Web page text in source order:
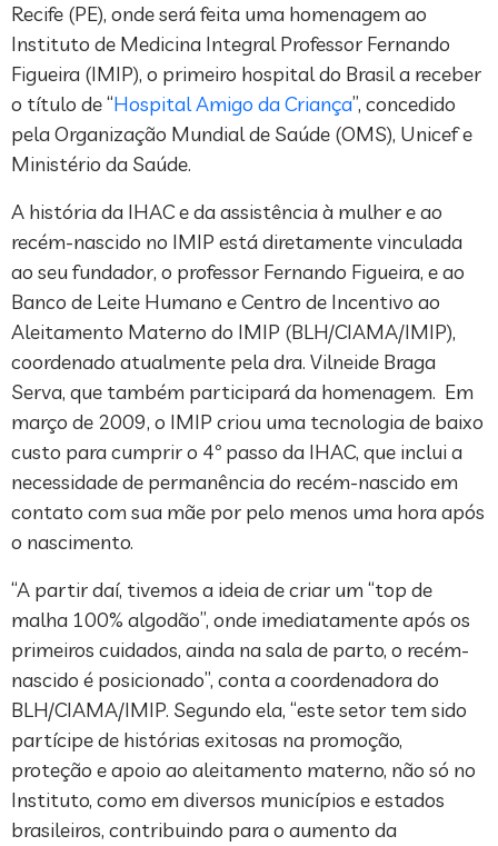
Recife (PE), onde será feita uma homenagem ao
Instituto de Medicina Integral Professor Fernando
Figueira (IMIP), o primeiro hospital do Brasil a receber
o título de “Hospital Amigo da Criança”, concedido
pela Organização Mundial de Saúde (OMS), Unicef e
Ministério da Saúde.
A história da IHAC e da assistência à mulher e ao
recém-nascido no IMIP está diretamente vinculada
ao seu fundador, o professor Fernando Figueira, e ao
Banco de Leite Humano e Centro de Incentivo ao
Aleitamento Materno do IMIP (BLH/CIAMA/IMIP),
coordenado atualmente pela dra. Vilneide Braga
Serva, que também participará da homenagem. Em
março de 2009, o IMIP criou uma tecnologia de baixo
custo para cumprir o 4º passo da IHAC, que inclui a
necessidade de permanência do recém-nascido em
contato com sua mãe por pelo menos uma hora após
o nascimento.
“A partir daí, tivemos a ideia de criar um “top de
malha 100% algodão”, onde imediatamente após os
primeiros cuidados, ainda na sala de parto, o recém-
nascido é posicionado”, conta a coordenadora do
BLH/CIAMA/IMIP. Segundo ela, “este setor tem sido
partícipe de histórias exitosas na promoção,
proteção e apoio ao aleitamento materno, não só no
Instituto, como em diversos municípios e estados
brasileiros, contribuindo para o aumento da